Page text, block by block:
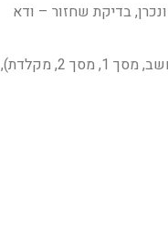
בדיקת שחזור – ודא
: מדבקות צבעוניות – כל עובד מקבל צבע (למשל: עובד 1 = כחול, עובד 2 = אדום), מדבקות מספור – מספור כל פריט (מחשב, מסך 1, מסך 2, מקלדת),